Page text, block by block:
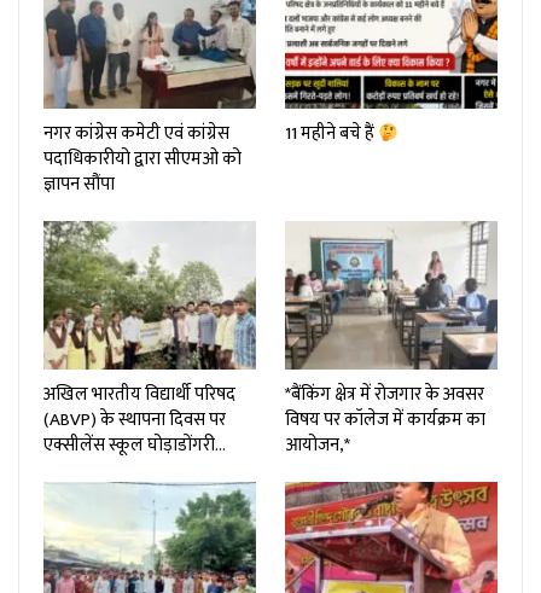
नगर कांग्रेस कमेटी एवं कांग्रेस
पदाधिकारीयो द्वारा सीएमओ को
ज्ञापन सौंपा
11 महीने बचे हैं
अखिल भारतीय विद्यार्थी परिषद
(ABVP) के स्थापना दिवस पर
एक्सीलेंस स्कूल घोड़ाडोंगरी…
*बैंकिंग क्षेत्र में रोजगार के अवसर
विषय पर कॉलेज में कार्यक्रम का
आयोजन,*